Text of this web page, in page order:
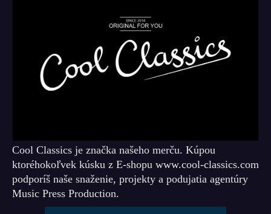
Cool Classics je značka našeho merču. Kúpou
ktoréhokoľvek kúsku z E-shopu www.cool-classics.com
podporíš naše snaženie, projekty a podujatia agentúry
Music Press Production.